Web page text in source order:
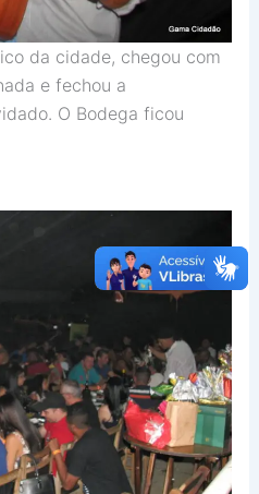
da cidade, chegou com
e fechou a
O Bodega ficou